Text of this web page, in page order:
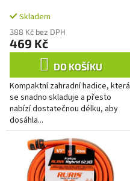
t
ů
Skladem
388 Kč bez DPH
469 Kč
DO KOŠÍKU
Kompaktní zahradní hadice, která
se snadno skladuje a přesto
nabízí dostatečnou délku, aby
dosáhla...